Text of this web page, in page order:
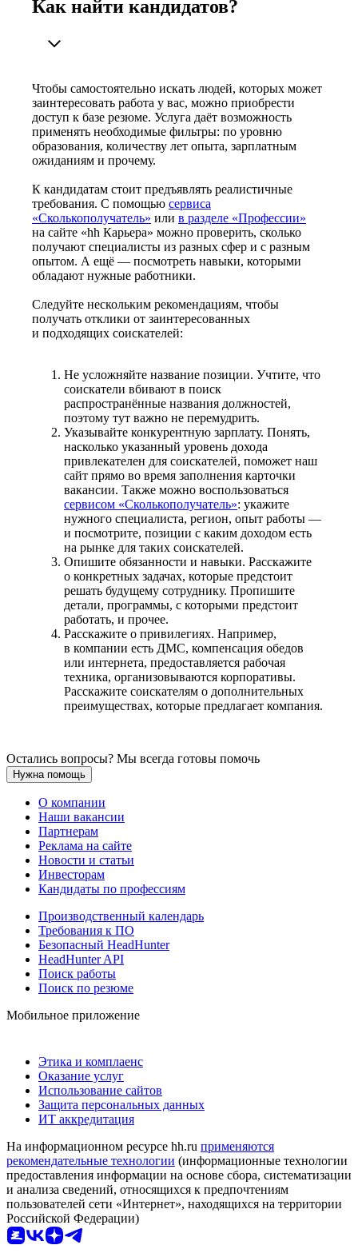
Как найти кандидатов?
Чтобы самостоятельно искать людей, которых может
заинтересовать работа у вас, можно приобрести
доступ к базе резюме. Услуга даёт возможность
применять необходимые фильтры: по уровню
образования, количеству лет опыта, зарплатным
ожиданиям и прочему.
К кандидатам стоит предъявлять реалистичные
требования. С помощью сервиса
«Сколькополучатель» или в разделе «Профессии»
на сайте «hh Карьера» можно проверить, сколько
получают специалисты из разных сфер и с разным
опытом. А ещё — посмотреть навыки, которыми
обладают нужные работники.
Следуйте нескольким рекомендациям, чтобы
получать отклики от заинтересованных
и подходящих соискателей:
Не усложняйте название позиции. Учтите, что
соискатели вбивают в поиск
распространённые названия должностей,
поэтому тут важно не перемудрить.
Указывайте конкурентную зарплату. Понять,
насколько указанный уровень дохода
привлекателен для соискателей, поможет наш
сайт прямо во время заполнения карточки
вакансии. Также можно воспользоваться
сервисом «Сколькополучатель»: укажите
нужного специалиста, регион, опыт работы —
и посмотрите, позиции с каким доходом есть
на рынке для таких соискателей.
Опишите обязанности и навыки. Расскажите
о конкретных задачах, которые предстоит
решать будущему сотруднику. Пропишите
детали, программы, с которыми предстоит
работать, и прочее.
Расскажите о привилегиях. Например,
в компании есть ДМС, компенсация обедов
или интернета, предоставляется рабочая
техника, организовываются корпоративы.
Расскажите соискателям о дополнительных
преимуществах, которые предлагает компания.
Остались вопросы? Мы всегда готовы помочь
Нужна помощь
О компании
Наши вакансии
Партнерам
Реклама на сайте
Новости и статьи
Инвесторам
Кандидаты по профессиям
Производственный календарь
Требования к ПО
Безопасный HeadHunter
HeadHunter API
Поиск работы
Поиск по резюме
Мобильное приложение
Этика и комплаенс
Оказание услуг
Использование сайтов
Защита персональных данных
ИТ аккредитация
На информационном ресурсе hh.ru применяются
рекомендательные технологии (информационные технологии
предоставления информации на основе сбора, систематизации
и анализа сведений, относящихся к предпочтениям
пользователей сети «Интернет», находящихся на территории
Российской Федерации)